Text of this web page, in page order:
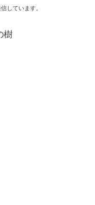
しています。
樹